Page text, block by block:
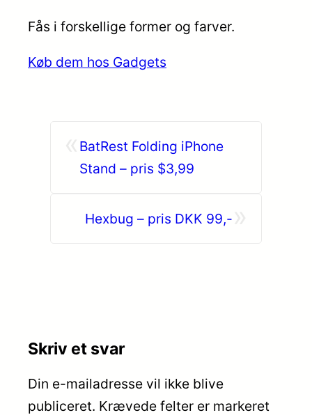
Fås i forskellige former og farver.
Køb dem hos Gadgets
BatRest Folding iPhone
Stand – pris $3,99
Hexbug – pris DKK 99,-
Skriv et svar
Din e-mailadresse vil ikke blive
publiceret. Krævede felter er markeret